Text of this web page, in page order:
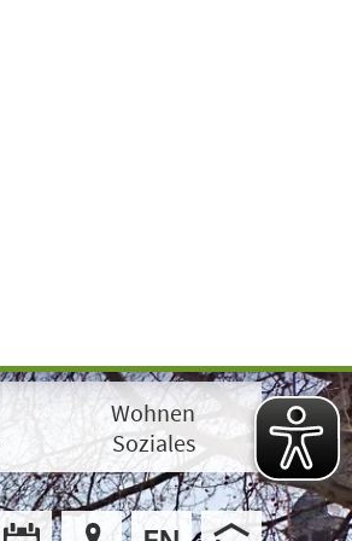
Wohnen
Soziales